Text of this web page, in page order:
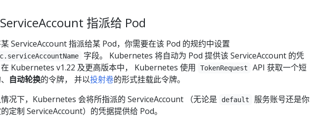
指派给 Pod
ServiceAccount 指派给某 Pod，你需要在该 Pod 的规约中设置
字段。 Kubernetes 将自动为 Pod 提供该 ServiceAccount 的凭
Kubernetes v1.22 及更高版本中， Kubernetes 使用
TokenRequest
API 获取一个短
自动轮换的令牌， 并以投射卷的形式挂载此令牌。
况下，Kubernetes 会将所指派的 ServiceAccount （无论是
default
服务账号还是你
定制 ServiceAccount）的凭据提供给 Pod。